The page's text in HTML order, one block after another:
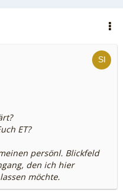
ET?
persönl. Blickfeld
den ich hier
möchte.